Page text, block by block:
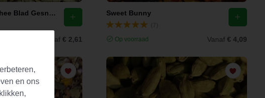
Citroenmelisse Thee Blad Gesneden (melissa officinalis)
Vanaf € 2,61
Sweet Bunny
Op voorraad Vanaf € 4,09
en ons